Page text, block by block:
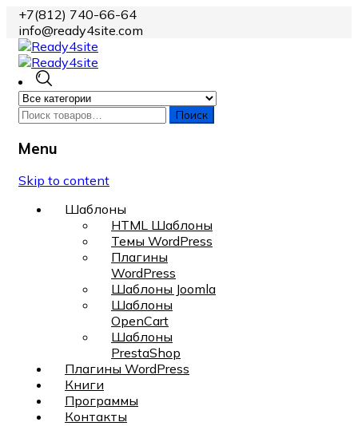
+7(812) 740-66-64
info@ready4site.com
Поиск
Menu
Skip to content
Шаблоны
HTML Шаблоны
Темы WordPress
Плагины
WordPress
Шаблоны Joomla
Шаблоны
OpenCart
Шаблоны
PrestaShop
Плагины WordPress
Книги
Программы
Контакты